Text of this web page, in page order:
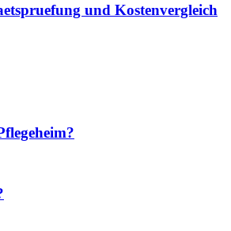
und Kostenvergleich